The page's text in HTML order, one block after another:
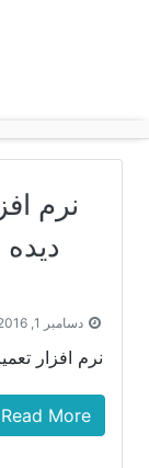
نرم
دسامبر 1, 2016
Read More…